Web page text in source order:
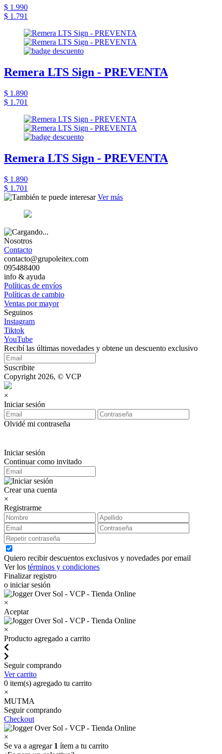
$ 1.990
$ 1.791
Remera LTS Sign - PREVENTA
$ 1.890
$ 1.701
Remera LTS Sign - PREVENTA
$ 1.890
$ 1.701
Ver más
Nosotros
Contacto
contacto@grupoleitex.com
095488400
info & ayuda
Políticas de envíos
Políticas de cambio
Ventas por mayor
Seguinos
Instagram
Tiktok
YouTube
Recibí las últimas novedades y obtene un descuento exclusivo
Suscribite
Copyright 2026, © VCP
×
Iniciar sesión
Olvidé mi contraseña
Iniciar sesión
Continuar como invitado
Crear una cuenta
×
Registrarme
Quiero recibir descuentos exclusivos y novedades por email
Ver los términos y condiciones
Finalizar registro
o iniciar sesión
×
Aceptar
×
Producto agregado a carrito
Seguir comprando
Ver carrito
0 item(s) agregado tu carrito
×
MUTMA
Seguir comprando
Checkout
×
Se va a agregar 1 ítem a tu carrito